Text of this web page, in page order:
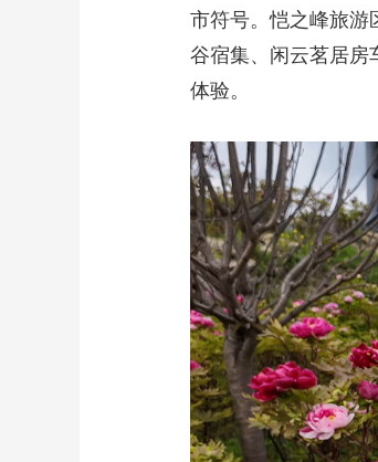
市符号。恺之峰旅游
谷宿集、闲云茗居房
体验。